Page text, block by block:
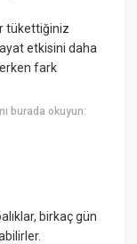
tükettiğiniz
etkisini daha
fark
burada okuyun:
birkaç gün